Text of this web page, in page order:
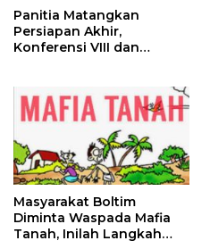
Panitia Matangkan
Persiapan Akhir,
Konferensi VIII dan
Digelar di Guaan
Masyarakat Boltim
Diminta Waspada Mafia
Tanah, Inilah Langkah